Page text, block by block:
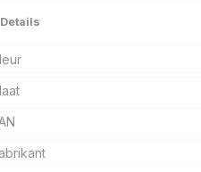
Details